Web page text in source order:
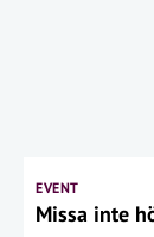
EVENT
Missa inte